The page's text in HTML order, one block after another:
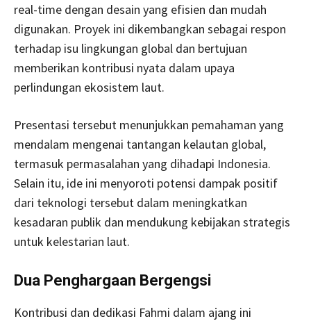
real-time dengan desain yang efisien dan mudah
digunakan. Proyek ini dikembangkan sebagai respon
terhadap isu lingkungan global dan bertujuan
memberikan kontribusi nyata dalam upaya
perlindungan ekosistem laut.
Presentasi tersebut menunjukkan pemahaman yang
mendalam mengenai tantangan kelautan global,
termasuk permasalahan yang dihadapi Indonesia.
Selain itu, ide ini menyoroti potensi dampak positif
dari teknologi tersebut dalam meningkatkan
kesadaran publik dan mendukung kebijakan strategis
untuk kelestarian laut.
Dua Penghargaan Bergengsi
Kontribusi dan dedikasi Fahmi dalam ajang ini